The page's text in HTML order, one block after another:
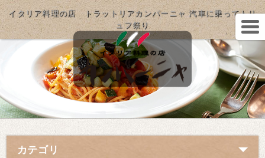
イタリア料理の店 トラットリアカンパーニャ 汽車に乗ってトリ
ュフ祭り
カテゴリ